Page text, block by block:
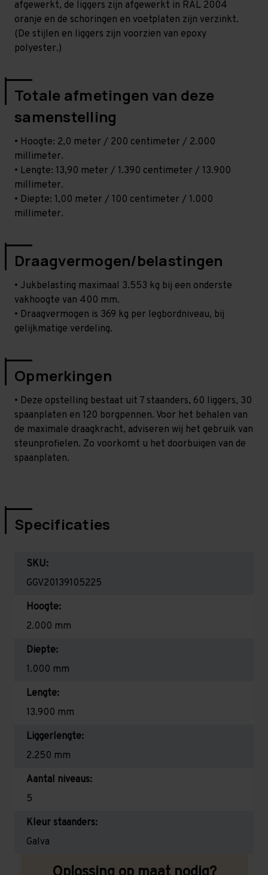
afgewerkt, de liggers zijn afgewerkt in RAL 2004
oranje en de schoringen en voetplaten zijn verzinkt.
(De stijlen en liggers zijn voorzien van epoxy
polyester.)
Totale afmetingen van deze
samenstelling
• Hoogte: 2,0 meter / 200 centimeter / 2.000
millimeter.
• Lengte: 13,90 meter / 1.390 centimeter / 13.900
millimeter.
• Diepte: 1,00 meter / 100 centimeter / 1.000
millimeter.
Draagvermogen/belastingen
• Jukbelasting maximaal 3.553 kg bij een onderste
vakhoogte van 400 mm.
• Draagvermogen is 369 kg per legbordniveau, bij
gelijkmatige verdeling.
Opmerkingen
• Deze opstelling bestaat uit 7 staanders, 60 liggers, 30
spaanplaten en 120 borgpennen. Voor het behalen van
de maximale draagkracht, adviseren wij het gebruik van
steunprofielen. Zo voorkomt u het doorbuigen van de
spaanplaten.
Specificaties
SKU:
GGV20139105225
Hoogte:
2.000 mm
Diepte:
1.000 mm
Lengte:
13.900 mm
Liggerlengte:
2.250 mm
Aantal niveaus:
5
Kleur staanders:
Galva